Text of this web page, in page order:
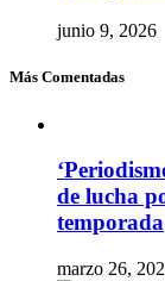
junio 9, 2026
Más Comentadas
de lucha
temporada
marzo 26,